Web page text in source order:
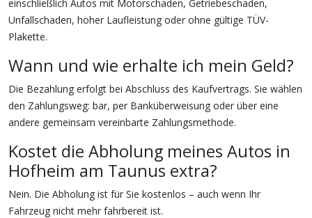
einschließlich Autos mit Motorschaden, Getriebeschaden,
Unfallschaden, hoher Laufleistung oder ohne gültige TÜV-
Plakette.
Wann und wie erhalte ich mein Geld?
Die Bezahlung erfolgt bei Abschluss des Kaufvertrags. Sie wählen
den Zahlungsweg: bar, per Banküberweisung oder über eine
andere gemeinsam vereinbarte Zahlungsmethode.
Kostet die Abholung meines Autos in
Hofheim am Taunus extra?
Nein. Die Abholung ist für Sie kostenlos – auch wenn Ihr
Fahrzeug nicht mehr fahrbereit ist.